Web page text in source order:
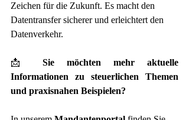
Zeichen für die Zukunft. Es macht den
Datentransfer sicherer und erleichtert den
Datenverkehr.
📩 Sie möchten mehr aktuelle
Informationen zu steuerlichen Themen
und praxisnahen Beispielen?